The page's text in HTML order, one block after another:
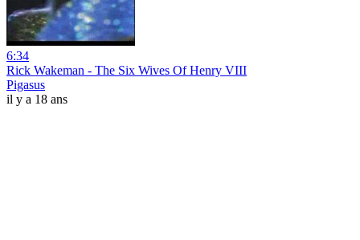
6:34
Rick Wakeman - The Six Wives Of Henry VIII
Pigasus
il y a 18 ans